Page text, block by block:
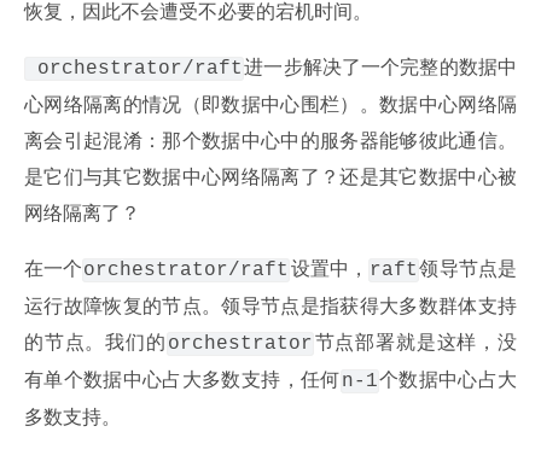
恢复，因此不会遭受不必要的宕机时间。
orchestrator/raft进一步解决了一个完整的数据中
心网络隔离的情况（即数据中心围栏）。数据中心网络隔
离会引起混淆：那个数据中心中的服务器能够彼此通信。
是它们与其它数据中心网络隔离了？还是其它数据中心被
网络隔离了？
在一个orchestrator/raft 设置中， raft领导节点是
运行故障恢复的节点。领导节点是指获得大多数群体支持
的节点。我们的 orchestrator节点部署就是这样，没
有单个数据中心占大多数支持，任何n-1个数据中心占大
多数支持。